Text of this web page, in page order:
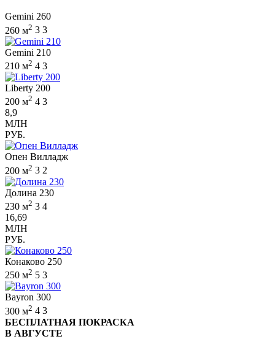
Gemini 260
260 м2 3 3
Gemini 210
210 м2 4 3
Liberty 200
200 м2 4 3
8,9
МЛН
РУБ.
Опен Вилладж
200 м2 3 2
Долина 230
230 м2 3 4
16,69
МЛН
РУБ.
Конаково 250
250 м2 5 3
Bayron 300
300 м2 4 3
БЕСПЛАТНАЯ ПОКРАСКА
В АВГУСТЕ